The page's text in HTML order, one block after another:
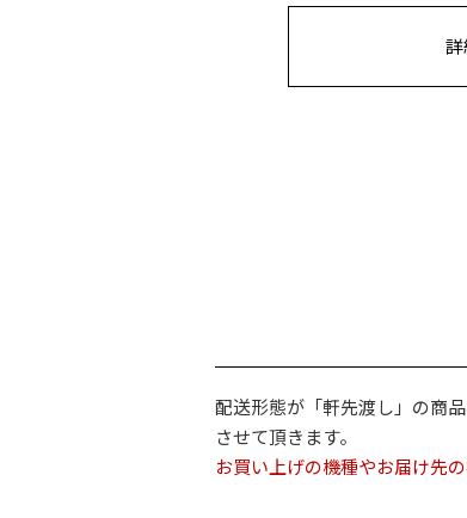
配送形態が「軒先渡し」の商
させて頂きます。
お買い上げの機種やお届け先